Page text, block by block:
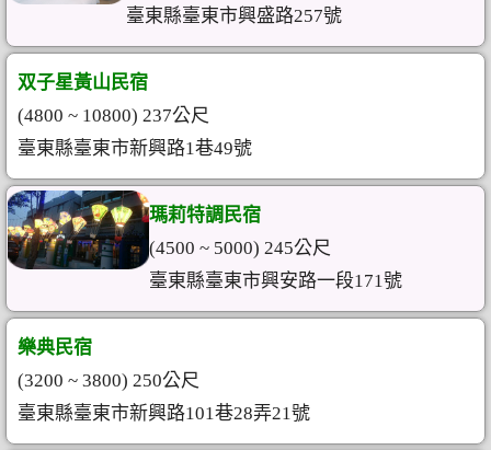
臺東縣臺東市興盛路257號
双子星黃山民宿
(4800 ~ 10800) 237公尺
臺東縣臺東市新興路1巷49號
瑪莉特調民宿
(4500 ~ 5000) 245公尺
臺東縣臺東市興安路一段171號
樂典民宿
(3200 ~ 3800) 250公尺
臺東縣臺東市新興路101巷28弄21號